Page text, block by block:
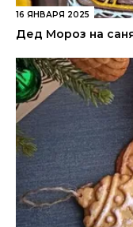
16 ЯНВАРЯ 2025
Дед Мороз на